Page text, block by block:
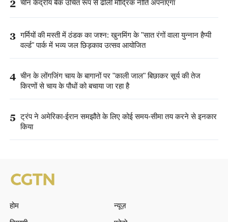
3 गर्मियों की मस्ती में ठंडक का जश्न: खुनमिंग के "सात रंगों वाला युन्नान हैप्पी
4 चीन के लोंगजिंग चाय के बागानों पर "काली जाल" बिछाकर सूर्य की तेज
5 ट्रंप ने अमेरिका-ईरान समझौते के लिए कोई समय-सीमा तय करने से इनकार